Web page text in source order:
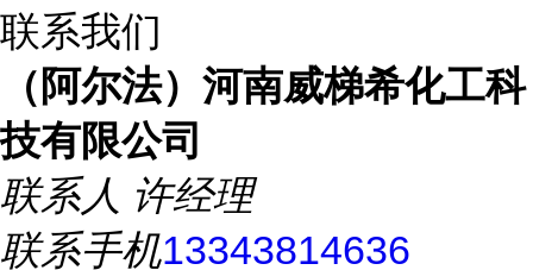
联系我们
（阿尔法）河南威梯希化工科
技有限公司
联系人 许经理
联系手机13343814636